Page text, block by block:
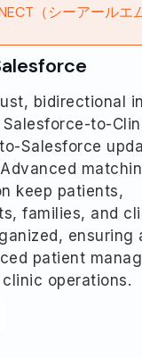
（シーアールエ
bidirectional
to-
Salesforce
keep patients,
families, and
ensuring
patient
operations.